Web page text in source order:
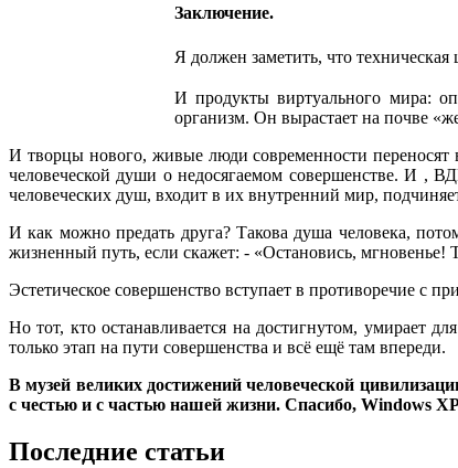
Заключение.
Я должен заметить, что
И продукты виртуального мира:
организм. Он вырастает на почве
И творцы нового, живые люди современности переносят
человеческой души о недосягаемом совершенстве.
человеческих душ, входит в их внутренний мир,
И как можно предать друга? Такова душа человека,
жизненный путь, если скажет: - «Остановись, мгновенье!
Эстетическое совершенство вступает в противоречие с
Но тот, кто останавливается на достигнутом, умирает
только этап на пути совершенства и всё ещё там впереди.
В музей великих достижений человеческой
с честью и с частью нашей жизни. Спасибо, Windows
Последние статьи